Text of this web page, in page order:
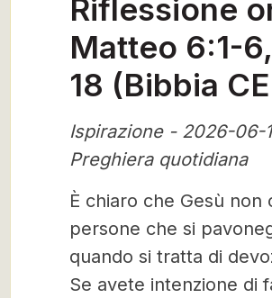
Riflessione
Matteo 6:1-
18 (Bibbia
Ispirazione - 2026-06-
Preghiera quotidiana
È chiaro che Gesù non
persone che si
quando si tratta di
Se avete intenzione di